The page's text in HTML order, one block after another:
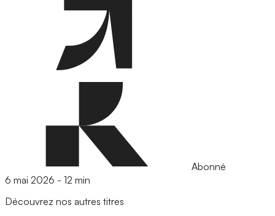
Abonné
6 mai 2026 - 12 min
Découvrez nos autres titres